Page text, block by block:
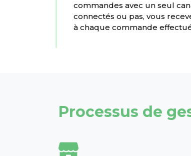
commandes avec un seul
connectés ou pas, vous
à chaque commande
Processus de